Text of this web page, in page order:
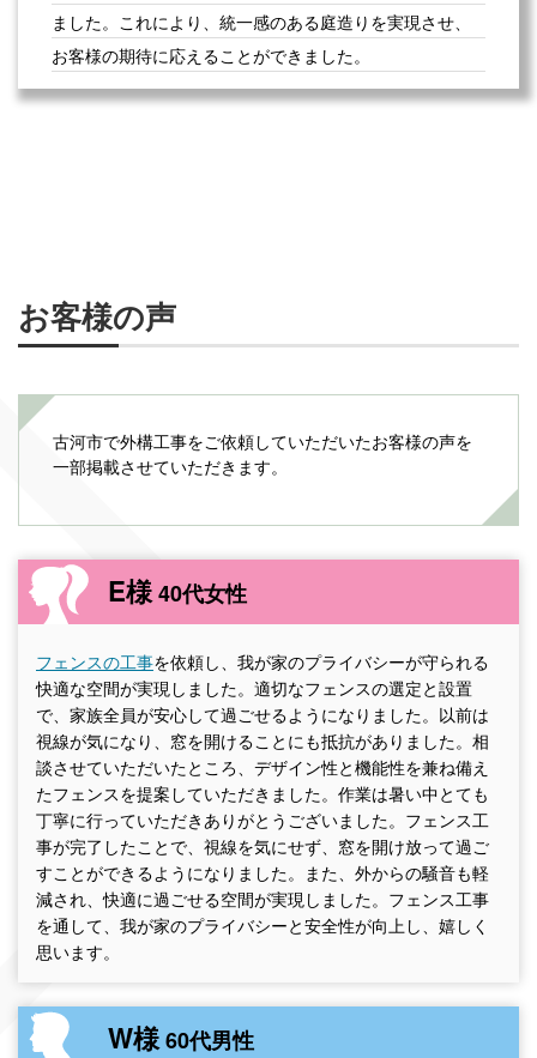
ました。これにより、統一感のある庭造りを実現させ、
お客様の期待に応えることができました。
お客様の声
古河市で外構工事をご依頼していただいたお客様の声を
一部掲載させていただきます。
E様40代女性
フェンスの工事を依頼し、我が家のプライバシーが守られる
快適な空間が実現しました。適切なフェンスの選定と設置
で、家族全員が安心して過ごせるようになりました。以前は
視線が気になり、窓を開けることにも抵抗がありました。相
談させていただいたところ、デザイン性と機能性を兼ね備え
たフェンスを提案していただきました。作業は暑い中とても
丁寧に行っていただきありがとうございました。フェンス工
事が完了したことで、視線を気にせず、窓を開け放って過ご
すことができるようになりました。また、外からの騒音も軽
減され、快適に過ごせる空間が実現しました。フェンス工事
を通して、我が家のプライバシーと安全性が向上し、嬉しく
思います。
W様60代男性